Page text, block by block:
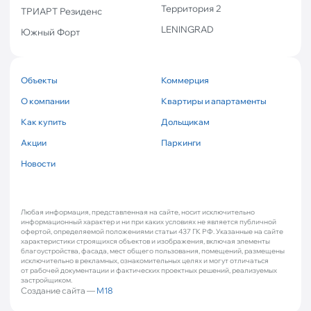
ТРИАРТ Резиденс
Южный Форт
Территория 2
LENINGRAD
Объекты
О компании
Как купить
Акции
Новости
Коммерция
Квартиры и апартаменты
Дольщикам
Паркинги
Любая информация, представленная на сайте, носит исключительно
информационный характер и ни при каких условиях не является публичной
офертой, определяемой положениями статьи 437 ГК РФ. Указанные на сайте
характеристики строящихся объектов и изображения, включая элементы
благоустройства, фасада, мест общего пользования, помещений, размещены
исключительно в рекламных, ознакомительных целях и могут отличаться
от рабочей документации и фактических проектных решений, реализуемых
застройщиком.
Создание сайта — M18